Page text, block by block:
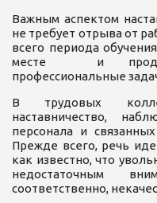
Важным аспектом
не требует отрыва от
всего периода
месте и
профессиональные
В трудовых
наставничество,
персонала и
Прежде всего, речь
как известно, что
недостаточным
соответственно,